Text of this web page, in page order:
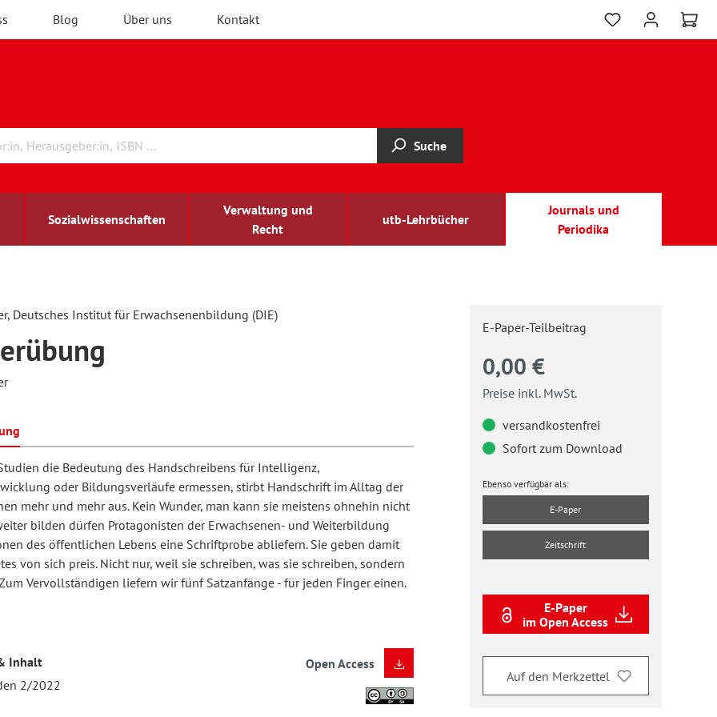
Blog Über uns Kontakt
Suche
Sozialwissenschaften
Verwaltung und
Recht
utb-Lehrbücher
Journals und
Periodika
BildungBildung
und Wissenschaft
und Unterrichtsforschung
und
forum
Forum
für
Deutsches Institut für Erwachsenenbildung (DIE)
die Bedeutung des Handschreibens für Intelligenz,
oder Bildungsverläufe ermessen, stirbt Handschrift im Alltag der
mehr und mehr aus. Kein Wunder, man kann sie meistens ohnehin nicht
bilden dürfen Protagonisten der Erwachsenen- und Weiterbildung
des öffentlichen Lebens eine Schriftprobe abliefern. Sie geben damit
von sich preis. Nicht nur, weil sie schreiben, was sie schreiben, sondern
Vervollständigen liefern wir fünf Satzanfänge - für jeden Finger einen.
Inhalt
2/2022
Open Access
E-Paper-Teilbeitrag
0,00 €
Preise inkl. MwSt.
versandkostenfrei
Sofort zum Download
Ebenso verfügbar als:
E-Paper
Zeitschrift
E-Paper
im Open Access
Auf den Merkzettel